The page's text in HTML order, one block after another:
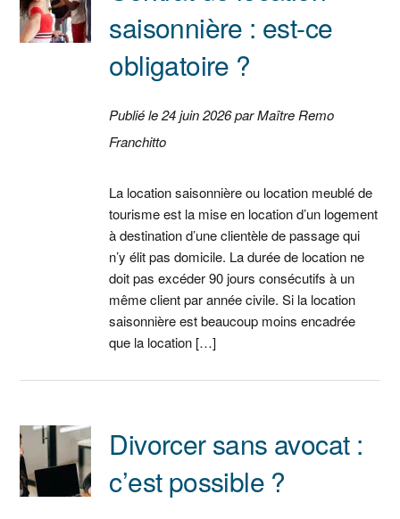
saisonnière : est-ce
obligatoire ?
Publié le 24 juin 2026 par Maître Remo
Franchitto
La location saisonnière ou location meublé de
tourisme est la mise en location d’un logement
à destination d’une clientèle de passage qui
n’y élit pas domicile. La durée de location ne
doit pas excéder 90 jours consécutifs à un
même client par année civile. Si la location
saisonnière est beaucoup moins encadrée
que la location […]
Divorcer sans avocat :
c’est possible ?